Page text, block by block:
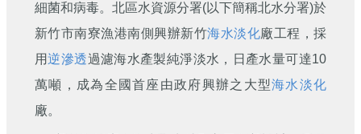
細菌和病毒。北區水資源分署(以下簡稱北水分署)於
新竹市南寮漁港南側興辦新竹海水淡化廠工程，採
用逆滲透過濾海水產製純淨淡水，日產水量可達10
萬噸，成為全國首座由政府興辦之大型海水淡化
廠。